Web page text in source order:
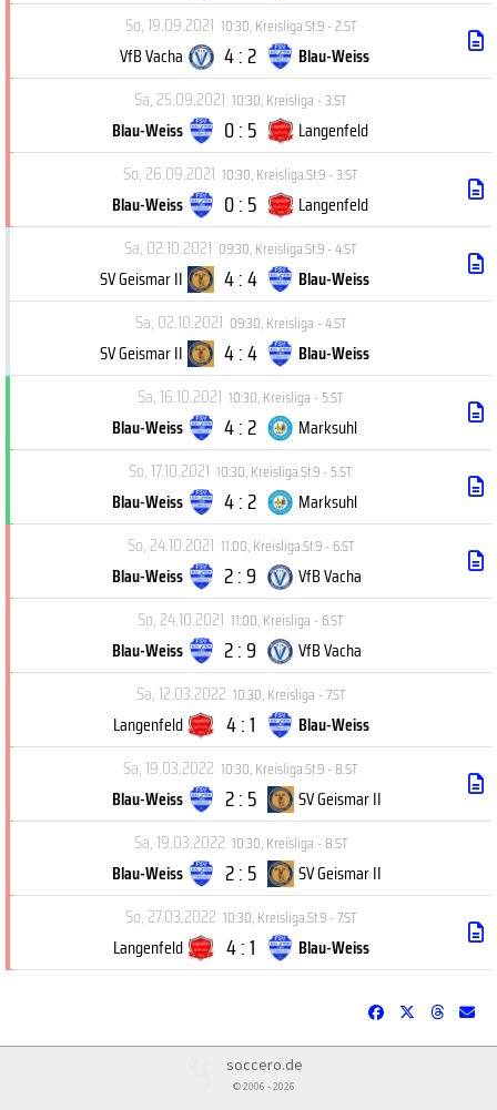
So, 19.09.2021 10:30,Kreisliga.St.9 - 2.ST
VfB Vacha 4 : 2
Blau-Weiss
Sa, 25.09.2021 10:30,Kreisliga - 3.ST
Blau-Weiss 0 : 5
Langenfeld
So, 26.09.2021 10:30,Kreisliga.St.9 - 3.ST
Blau-Weiss 0 : 5
Langenfeld
Sa, 02.10.2021 09:30,Kreisliga.St.9 - 4.ST
SV Geismar II 4 : 4
Blau-Weiss
Sa, 02.10.2021 09:30,Kreisliga - 4.ST
SV Geismar II 4 : 4
Blau-Weiss
Sa, 16.10.2021 10:30,Kreisliga - 5.ST
Blau-Weiss 4 : 2
Marksuhl
So, 17.10.2021 10:30,Kreisliga.St.9 - 5.ST
Blau-Weiss 4 : 2
Marksuhl
So, 24.10.2021 11:00,Kreisliga.St.9 - 6.ST
Blau-Weiss 2 : 9
VfB Vacha
So, 24.10.2021 11:00,Kreisliga - 6.ST
Blau-Weiss 2 : 9
VfB Vacha
Sa, 12.03.2022 10:30,Kreisliga - 7.ST
Langenfeld 4 : 1
Blau-Weiss
Sa, 19.03.2022 10:30,Kreisliga.St.9 - 8.ST
Blau-Weiss 2 : 5
SV Geismar II
Sa, 19.03.2022 10:30,Kreisliga - 8.ST
Blau-Weiss 2 : 5
SV Geismar II
So, 27.03.2022 10:30,Kreisliga.St.9 - 7.ST
Langenfeld 4 : 1 Blau-Weiss
soccero.de
© 2006 - 2026